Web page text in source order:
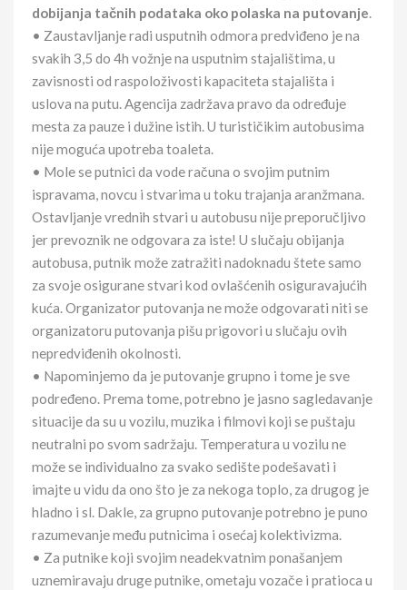
dobijanja tačnih podataka oko polaska na putovanje.
• Zaustavljanje radi usputnih odmora predviđeno je na
svakih 3,5 do 4h vožnje na usputnim stajalištima, u
zavisnosti od raspoloživosti kapaciteta stajališta i
uslova na putu. Agencija zadržava pravo da određuje
mesta za pauze i dužine istih. U turističikim autobusima
nije moguća upotreba toaleta.
• Mole se putnici da vode računa o svojim putnim
ispravama, novcu i stvarima u toku trajanja aranžmana.
Ostavljanje vrednih stvari u autobusu nije preporučljivo
jer prevoznik ne odgovara za iste! U slučaju obijanja
autobusa, putnik može zatražiti nadoknadu štete samo
za svoje osigurane stvari kod ovlašćenih osiguravajućih
kuća. Organizator putovanja ne može odgovarati niti se
organizatoru putovanja pišu prigovori u slučaju ovih
nepredviđenih okolnosti.
• Napominjemo da je putovanje grupno i tome je sve
podređeno. Prema tome, potrebno je jasno sagledavanje
situacije da su u vozilu, muzika i filmovi koji se puštaju
neutralni po svom sadržaju. Temperatura u vozilu ne
može se individualno za svako sedište podešavati i
imajte u vidu da ono što je za nekoga toplo, za drugog je
hladno i sl. Dakle, za grupno putovanje potrebno je puno
razumevanje među putnicima i osećaj kolektivizma.
• Za putnike koji svojim neadekvatnim ponašanjem
uznemiravaju druge putnike, ometaju vozače i pratioca u